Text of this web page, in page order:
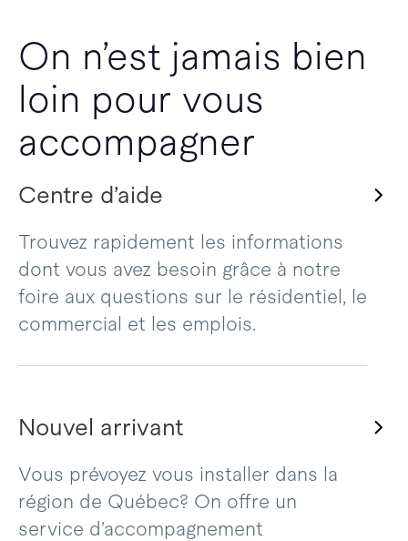
On n’est jamais bien
loin pour vous
accompagner
Centre d’aide
Trouvez rapidement les informations
dont vous avez besoin grâce à notre
foire aux questions sur le résidentiel, le
commercial et les emplois.
Nouvel arrivant
Vous prévoyez vous installer dans la
région de Québec? On offre un
service d’accompagnement